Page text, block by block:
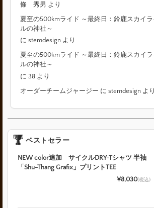
條 秀男 より
夏至の500kmライド ～最終日：鈴鹿スカイ
ルの神社～
にstemdesign より
夏至の500kmライド ～最終日：鈴鹿スカイ
ルの神社～
に38 より
オーダーチームジャージー にstemdesign より
ベストセラー
NEW color追加 サイクルDRY-Tシャツ 半袖
「Shu-Thang Grafix」プリントTEE
¥8,030(税込)